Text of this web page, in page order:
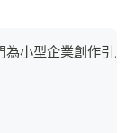
為小型企業創作引